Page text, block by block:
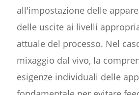
all'impostazione delle
delle uscite ai livelli
attuale del processo. Nel
mixaggio dal vivo, la
esigenze individuali delle